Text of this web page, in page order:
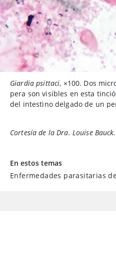
Giardia psittaci, ×100. Dos
pera son visibles en esta
del intestino delgado de un
Cortesía de la Dra. Louise Bauck.
En estos temas
Enfermedades parasitarias